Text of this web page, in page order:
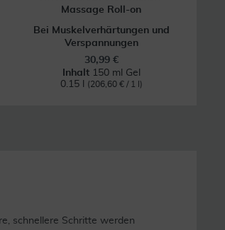
Massage Roll-on
Bei Muskelverhärtungen und
Verspannungen
30,99 €
Inhalt 150 ml Gel
0.15 l
(206,60 € / 1 l)
schnellere Schritte werden